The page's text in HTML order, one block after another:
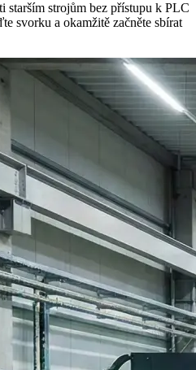
starším strojům bez přístupu k PLC
svorku a okamžitě začněte sbírat